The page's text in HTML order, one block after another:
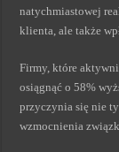
natychmiastowej
klienta, ale także
Firmy, które
osiągnąć o 58%
przyczynia się nie
wzmocnienia